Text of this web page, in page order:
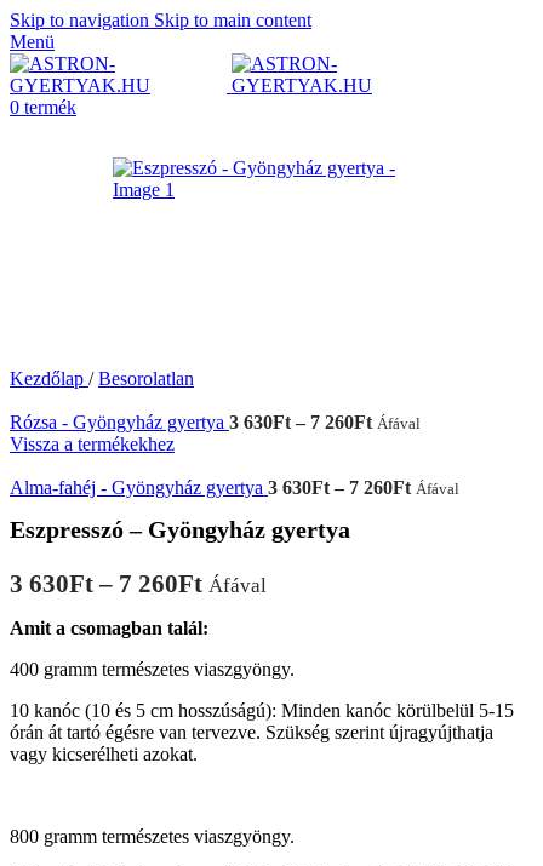
Skip to navigation Skip to main content
Menü
0 termék
Kezdőlap / Besorolatlan
Rózsa - Gyöngyház gyertya 3 630Ft – 7 260FtÁrtartomány:
-
Áfával
Vissza a termékekhez
Alma-fahéj - Gyöngyház gyertya 3 630Ft – 7 260FtÁrtartomány:
Áfával
Eszpresszó – Gyöngyház gyertya
3 630Ft – 7 260FtÁrtartomány:
630Ft
-
260Ft
Áfával
Amit a csomagban talál:
400 gramm természetes viaszgyöngy.
10 kanóc (10 és 5 cm hosszúságú): Minden kanóc körülbelül 5-15
órán át tartó égésre van tervezve. Szükség szerint újragyújthatja
vagy kicserélheti azokat.
800 gramm természetes viaszgyöngy.